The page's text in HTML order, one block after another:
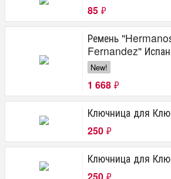
85 ₽
Ремень
Fernandez"
New!
1 668 ₽
Ключница для
250 ₽
Ключница для
250 ₽